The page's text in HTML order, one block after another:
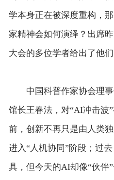
学本身正在被深度重构，
家精神会如何演绎？出席
大会的多位学者给出了他们
中国科普作家协会理事
馆长王春法，对“AI冲击波
前，创新不再只是由人类
进入“人机协同”阶段；过
具，但今天的AI却像“伙伴